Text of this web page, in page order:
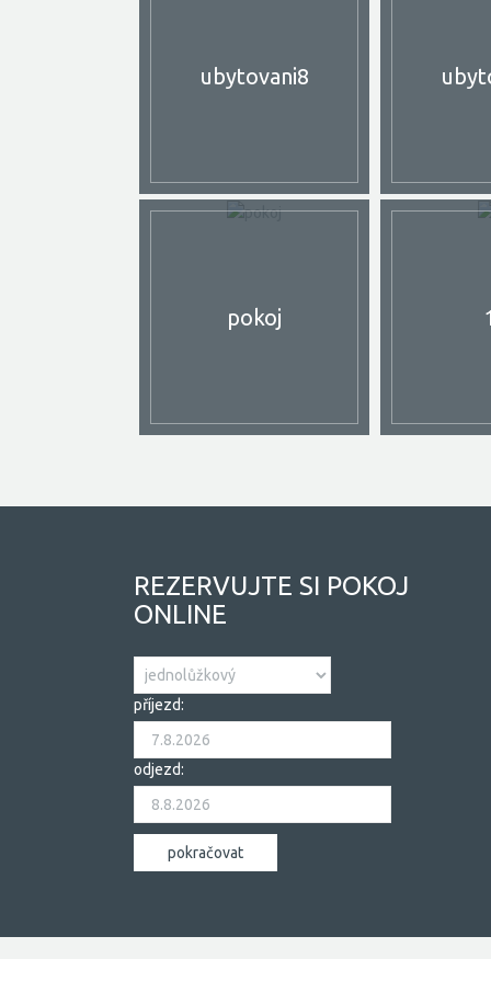
ubytovani8
pokoj
REZERVUJTE SI POKOJ
ONLINE
příjezd:
odjezd: